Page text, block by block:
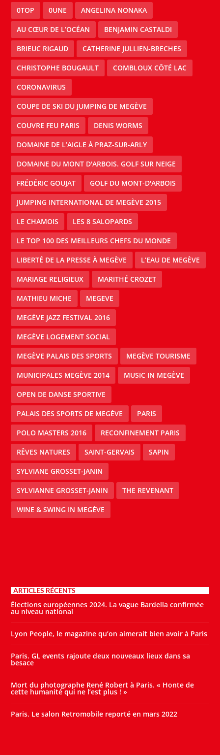
0TOP 0UNE ANGELINA NONAKA
AU CŒUR DE L’OCÉAN BENJAMIN CASTALDI
BRIEUC RIGAUD CATHERINE JULLIEN-BRECHES
CHRISTOPHE BOUGAULT COMBLOUX CÔTÉ LAC
CORONAVIRUS
COUPE DE SKI DU JUMPING DE MEGÈVE
COUVRE FEU PARIS DENIS WORMS
DOMAINE DE L’AIGLE À PRAZ-SUR-ARLY
DOMAINE DU MONT D'ARBOIS. GOLF SUR NEIGE
FRÉDÉRIC GOUJAT GOLF DU MONT-D'ARBOIS
JUMPING INTERNATIONAL DE MEGÈVE 2015
LE CHAMOIS LES 8 SALOPARDS
LE TOP 100 DES MEILLEURS CHEFS DU MONDE
LIBERTÉ DE LA PRESSE À MEGÈVE L’EAU DE MEGÈVE
MARIAGE RELIGIEUX MARITHÉ CROZET
MATHIEU MICHE MEGEVE
MEGÈVE JAZZ FESTIVAL 2016
MEGÈVE LOGEMENT SOCIAL
MEGÈVE PALAIS DES SPORTS MEGÈVE TOURISME
MUNICIPALES MEGÈVE 2014 MUSIC IN MEGÈVE
OPEN DE DANSE SPORTIVE
PALAIS DES SPORTS DE MEGÈVE PARIS
POLO MASTERS 2016 RECONFINEMENT PARIS
RÊVES NATURES SAINT-GERVAIS SAPIN
SYLVIANE GROSSET-JANIN
SYLVIANNE GROSSET-JANIN THE REVENANT
WINE & SWING IN MEGÈVE
ARTICLES RÉCENTS
Élections européennes 2024. La vague Bardella confirmée
au niveau national
Lyon People, le magazine qu’on aimerait bien avoir à Paris
Paris. GL events rajoute deux nouveaux lieux dans sa
besace
Mort du photographe René Robert à Paris. « Honte de
cette humanité qui ne l’est plus ! »
Paris. Le salon Retromobile reporté en mars 2022